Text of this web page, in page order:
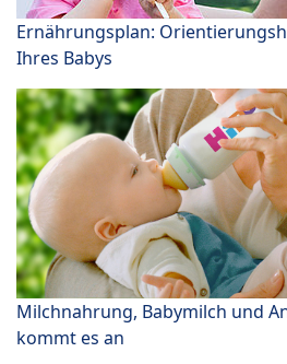
Ernährungsplan:
Ihres Babys
Milchnahrung, Babymilch und
kommt es an